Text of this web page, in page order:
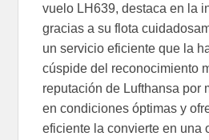
vuelo LH639, destaca en la
gracias a su flota
un servicio eficiente que la
cúspide del reconocimiento
reputación de Lufthansa por
en condiciones óptimas y
eficiente la convierte en una